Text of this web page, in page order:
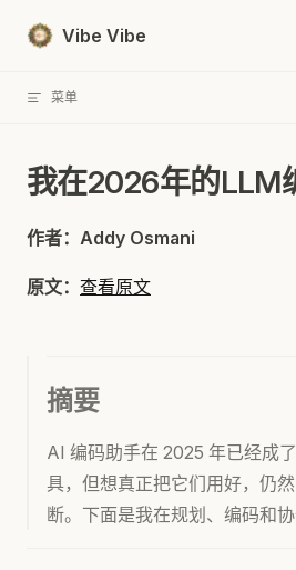
Skip to content
Vibe Vibe
菜单
我在2026年的LLM
作者：Addy Osmani
原文： 查看原文
摘要
AI 编码助手在 2025 年已经成
具，但想真正把它们用好，仍
断。下面是我在规划、编码和协